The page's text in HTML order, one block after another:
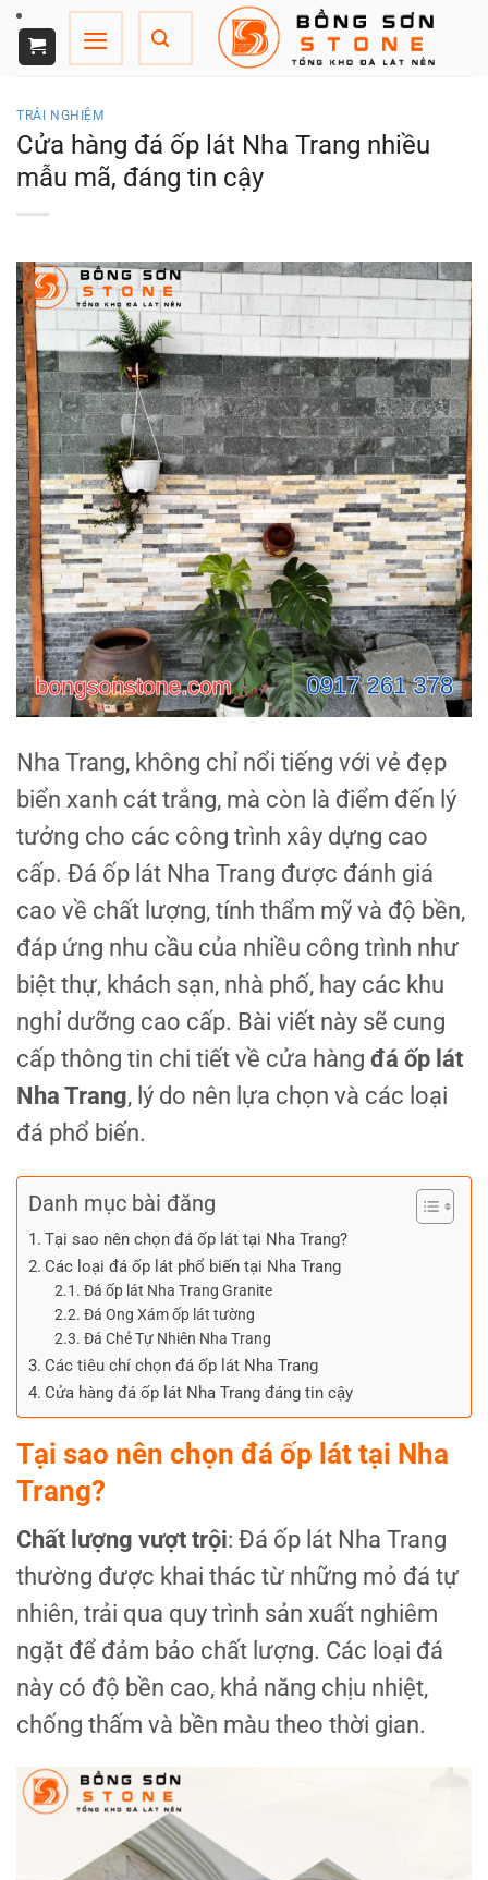
Chuyển
đến
nội
TRẢI NGHIỆM
Cửa hàng đá ốp lát Nha Trang nhiều
mẫu mã, đáng tin cậy
Nha Trang, không chỉ nổi tiếng với vẻ đẹp
biển xanh cát trắng, mà còn là điểm đến lý
tưởng cho các công trình xây dựng cao
cấp. Đá ốp lát Nha Trang được đánh giá
cao về chất lượng, tính thẩm mỹ và độ bền,
đáp ứng nhu cầu của nhiều công trình như
biệt thự, khách sạn, nhà phố, hay các khu
nghỉ dưỡng cao cấp. Bài viết này sẽ cung
cấp thông tin chi tiết về cửa hàng đá ốp lát
Nha Trang, lý do nên lựa chọn và các loại
đá phổ biến.
Danh mục bài đăng
Tại sao nên chọn đá ốp lát tại Nha Trang?
Các loại đá ốp lát phổ biến tại Nha Trang
Đá ốp lát Nha Trang Granite
Đá Ong Xám ốp lát tường
Đá Chẻ Tự Nhiên Nha Trang
Các tiêu chí chọn đá ốp lát Nha Trang
Cửa hàng đá ốp lát Nha Trang đáng tin cậy
Tại sao nên chọn đá ốp lát tại Nha
Trang?
Chất lượng vượt trội: Đá ốp lát Nha Trang
thường được khai thác từ những mỏ đá tự
nhiên, trải qua quy trình sản xuất nghiêm
ngặt để đảm bảo chất lượng. Các loại đá
này có độ bền cao, khả năng chịu nhiệt,
chống thấm và bền màu theo thời gian.